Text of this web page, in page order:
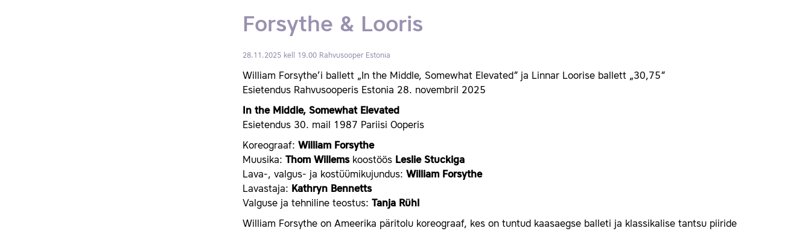
Forsythe & Looris
28.11.2025 kell 19.00 Rahvusooper Estonia
William Forsythe’i ballett „In the Middle, Somewhat Elevated“ ja Linnar Loorise ballett „30,75“
Esietendus Rahvusooperis Estonia 28. novembril 2025
In the Middle, Somewhat Elevated
Esietendus 30. mail 1987 Pariisi Ooperis
Koreograaf: William Forsythe
Muusika:
Thom Willemskoostöös Leslie Stuckiga
Lava-, valgus- ja kostüümikujundus: William Forsythe
Lavastaja: Kathryn Bennetts
Valguse ja tehniline teostus:
Tanja Rühl
William Forsythe on Ameerika päritolu koreograaf, kes on tuntud kaasaegse balleti ja klassikalise tantsu piiride